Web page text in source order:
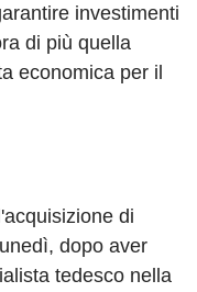
investimenti
di più quella
economica per il
di
dopo aver
tedesco nella